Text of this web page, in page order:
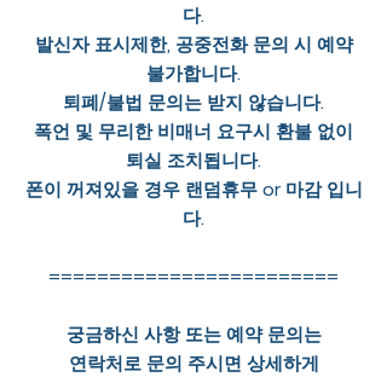
다.
발신자 표시제한, 공중전화 문의 시 예약
불가합니다.
퇴폐/불법 문의는 받지 않습니다.
폭언 및 무리한 비매너 요구시 환불 없이
퇴실 조치됩니다.
폰이 꺼져있을 경우 랜덤휴무 or 마감 입니
다.
========================
궁금하신 사항 또는 예약 문의는
연락처로 문의 주시면 상세하게